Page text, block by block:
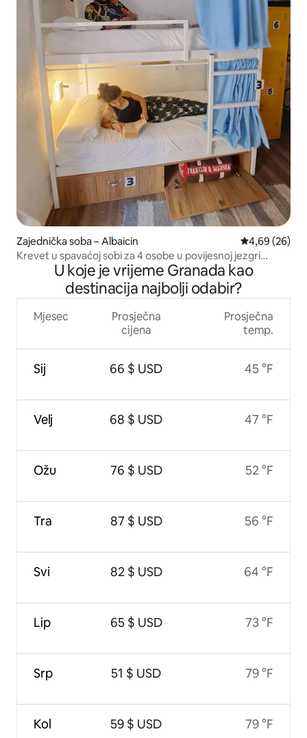
Zajednička soba – Albaicín Prosječna
4,69 (26)
Krevet u spavaćoj sobi za 4 osobe u povijesnoj jezgri
GranadeU koje je vrijeme Granada kao
destinacija najbolji odabir?
Mjesec
Sij
Velj
Ožu
Tra
Svi
Lip
Srp
Kol
Prosječna
cijena
66 $ USD
68 $ USD
76 $ USD
87 $ USD
82 $ USD
65 $ USD
51 $ USD
59 $ USD
Prosječna
temp.
45 °F
47 °F
52 °F
56 °F
64 °F
73 °F
79 °F
79 °F